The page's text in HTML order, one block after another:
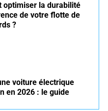
optimiser la durabilité
de votre flotte de
?
voiture électrique
en 2026 : le guide